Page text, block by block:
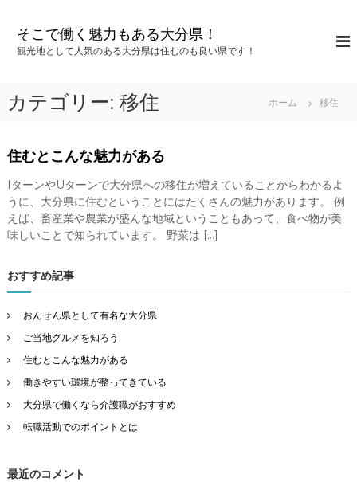
ス
プ
そこで働く魅力もある大分県！
観光地として人気のある大分県は住むのも良い県です！
カテゴリー: 移住 ホーム 移住
住むとこんな魅力がある
IターンやUターンで大分県への移住が増えていることからわかるよ
うに、大分県に住むということにはたくさんの魅力があります。 例
えば、畜産業や農業が盛んな地域ということもあって、食べ物が美
味しいことで知られています。 野菜は […]
おすすめ記事
おんせん県として有名な大分県
ご当地グルメを知ろう
住むとこんな魅力がある
働きやすい環境が整ってきている
大分県で働くなら介護職がおすすめ
転職活動でのポイントとは
最近のコメント